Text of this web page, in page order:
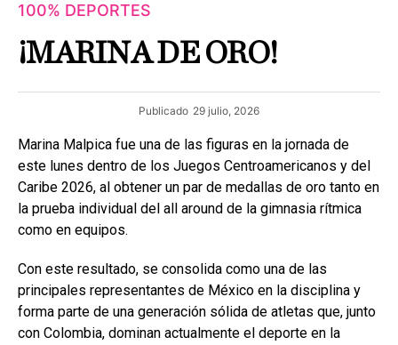
100% DEPORTES
¡MARINA DE ORO!
Publicado 29 julio, 2026
Marina Malpica fue una de las figuras en la jornada de
este lunes dentro de los Juegos Centroamericanos y del
Caribe 2026, al obtener un par de medallas de oro tanto en
la prueba individual del all around de la gimnasia rítmica
como en equipos.
Con este resultado, se consolida como una de las
principales representantes de México en la disciplina y
forma parte de una generación sólida de atletas que, junto
con Colombia, dominan actualmente el deporte en la